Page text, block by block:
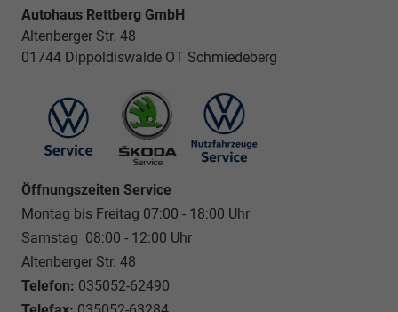
Autohaus Rettberg GmbH
Altenberger Str. 48
01744 Dippoldiswalde OT Schmiedeberg
Öffnungszeiten Service
Montag bis Freitag 07:00 - 18:00 Uhr
Samstag 08:00 - 12:00 Uhr
Altenberger Str. 48
Telefon: 035052-62490